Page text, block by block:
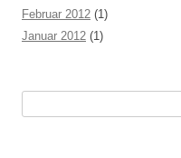
Februar 2012 (1)
Januar 2012 (1)